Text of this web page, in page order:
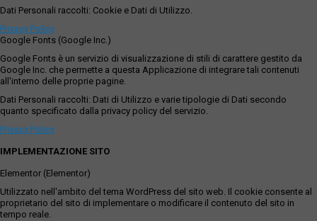
Dati Personali raccolti: Cookie e Dati di Utilizzo.
Privacy Policy
Google Fonts (Google Inc.)
Google Fonts è un servizio di visualizzazione di stili di carattere gestito da
Google Inc. che permette a questa Applicazione di integrare tali contenuti
all'interno delle proprie pagine.
Dati Personali raccolti: Dati di Utilizzo e varie tipologie di Dati secondo
quanto specificato dalla privacy policy del servizio.
Privacy Policy
IMPLEMENTAZIONE SITO
Elementor (Elementor)
Utilizzato nell'ambito del tema WordPress del sito web. Il cookie consente al
proprietario del sito di implementare o modificare il contenuto del sito in
tempo reale.